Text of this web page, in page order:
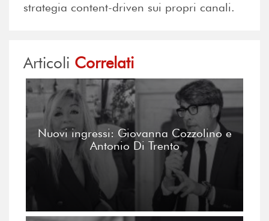
strategia content-driven sui propri canali.
Articoli Correlati
Nuovi ingressi: Giovanna Cozzolino e
Antonio Di Trento